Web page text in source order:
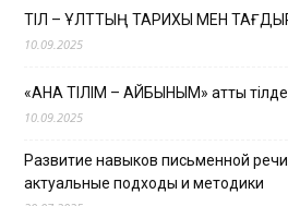
ТІЛ – ҰЛТТЫҢ ТАРИХЫ МЕН
10.09.2025
«АНА ТІЛІМ – АЙБЫНЫМ» атты
10.09.2025
Развитие навыков письменной
актуальные подходы и методики